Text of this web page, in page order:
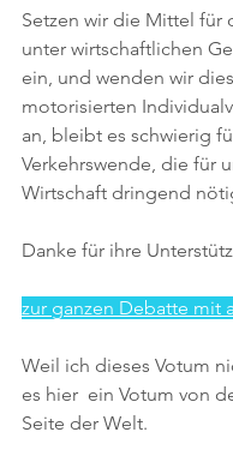
Setzen wir die Mittel für
unter wirtschaftlichen
ein, und wenden wir
motorisierten
an, bleibt es schwierig
Verkehrswende, die für
Wirtschaft dringend
Danke für ihre
zur ganzen Debatte mit
Weil ich dieses Votum
es hier  ein Votum von
Seite der Welt.